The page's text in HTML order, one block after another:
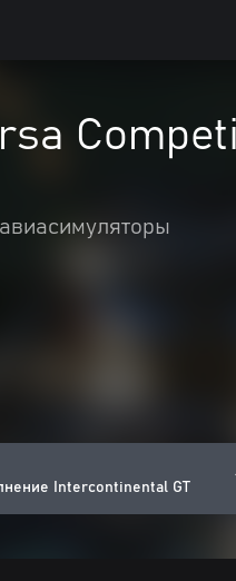
Intercontinental GT